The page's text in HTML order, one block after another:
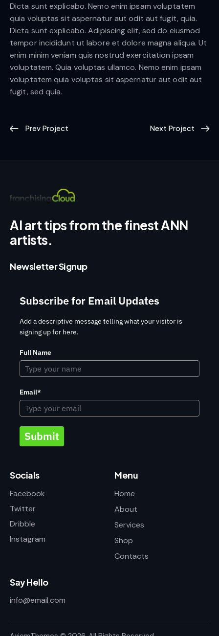
Dicta sunt explicabo. Nemo enim ipsam voluptatem
quia voluptas sit aspernatur aut odit aut fugit, quia.
Dicta sunt explicabo. Adipiscing elit, sed do eiusmod
tempor incididunt ut labore et dolore magna aliqua. Ut
enim minim veniam quis nostrud exercitation ipsam
voluptatem. Quia voluptas ullamco. Nemo enim ipsam
voluptatem quia voluptas sit aspernatur aut odit aut
fugit, sed quia.
Prev Project Next Project
AI art tips from the finest ANN
artists.
Newsletter Signup
Subscribe for Email Updates
Add a descriptive message telling what your visitor is
signing up for here.
Full Name
Email*
Submit
Socials
Facebook
Twitter
Dribble
Instagram
Menu
Home
About
Services
Shop
Contacts
Say Hello
info@email.com